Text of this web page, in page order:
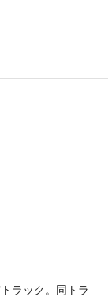
ラック。同トラ